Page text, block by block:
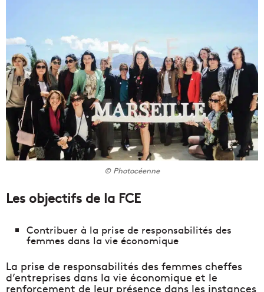
© Photocéenne
Les objectifs de la FCE
Contribuer à la prise de responsabilités des
femmes dans la vie économique
La prise de responsabilités des femmes cheffes
d’entreprises dans la vie économique et le
renforcement de leur présence dans les instances